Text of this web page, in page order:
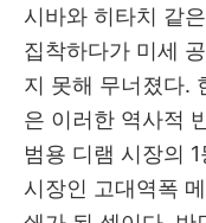
시바와 히타치 같
집착하다가 미세
지 못해 무너졌다.
은 이러한 역사적
범용 디램 시장의
시장인 고대역폭